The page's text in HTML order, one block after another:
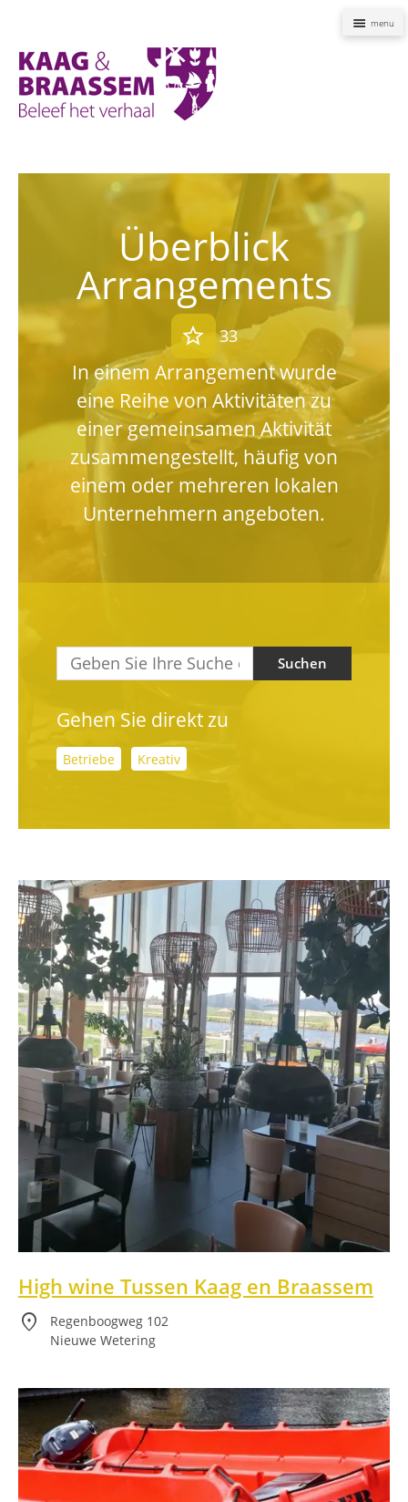
Überblick
Arrangements
star 33
In einem Arrangement wurde
eine Reihe von Aktivitäten zu
einer gemeinsamen Aktivität
zusammengestellt, häufig von
einem oder mehreren lokalen
Unternehmern angeboten.
Suchen
Gehen Sie direkt zu
Betriebe Kreativ
High wine Tussen Kaag en Braassem
location_on
Regenboogweg 102
Nieuwe Wetering